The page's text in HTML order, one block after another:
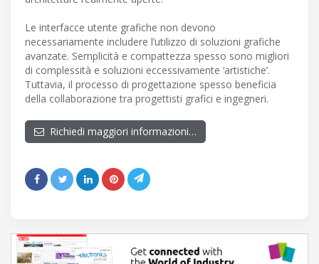
Le interfacce utente grafiche non devono
necessariamente includere l’utilizzo di soluzioni grafiche
avanzate. Semplicità e compattezza spesso sono migliori
di complessità e soluzioni eccessivamente ‘artistiche’.
Tuttavia, il processo di progettazione spesso beneficia
della collaborazione tra progettisti grafici e ingegneri.
Richiedi maggiori informazioni…